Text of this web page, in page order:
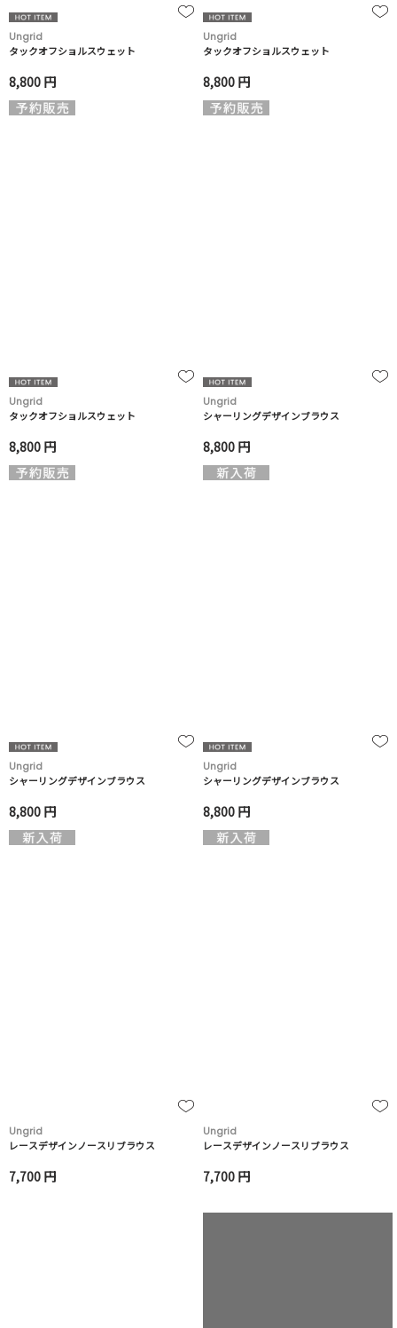
Ungrid
タックオフショルスウェット
8,800 円
Ungrid
タックオフショルスウェット
8,800 円
Ungrid
タックオフショルスウェット
8,800 円
Ungrid
シャーリングデザインブラウス
8,800 円
Ungrid
シャーリングデザインブラウス
8,800 円
Ungrid
シャーリングデザインブラウス
8,800 円
Ungrid
レースデザインノースリブラウス
7,700 円
Ungrid
レースデザインノースリブラウス
7,700 円